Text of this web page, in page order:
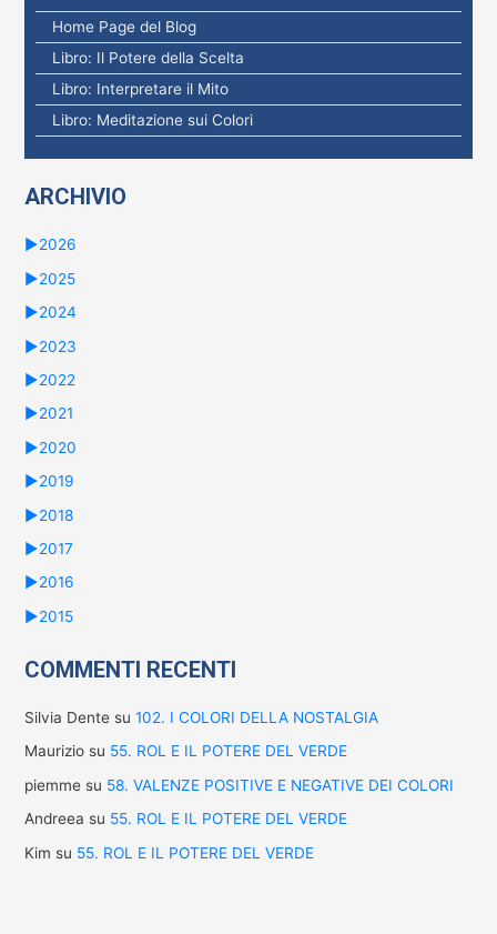
:
Home Page del Blog
Libro: Il Potere della Scelta
Libro: Interpretare il Mito
Libro: Meditazione sui Colori
ARCHIVIO
►2026
►2025
►2024
►2023
►2022
►2021
►2020
►2019
►2018
►2017
►2016
►2015
COMMENTI RECENTI
Silvia Dentesu 102. I COLORI DELLA NOSTALGIA
Mauriziosu 55. ROL E IL POTERE DEL VERDE
piemmesu 58. VALENZE POSITIVE E NEGATIVE DEI COLORI
Andreea su 55. ROL E IL POTERE DEL VERDE
Kim su 55. ROL E IL POTERE DEL VERDE